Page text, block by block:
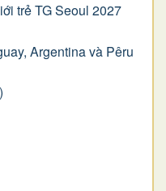
trẻ TG Seoul 2027
Argentina và Pêru